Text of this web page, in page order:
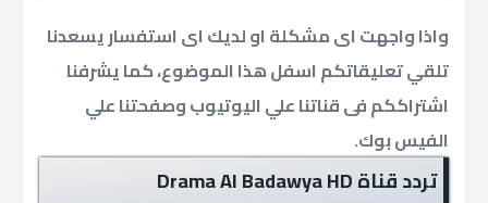
واذا واجهت اى مشكلة او لديك اى استفسار يسعدنا
تلقي تعليقاتكم اسفل هذا الموضوع، كما يشرفنا
اشتراككم فى قناتنا علي اليوتيوب وصفحتنا علي
الفيس بوك.
تردد قناة Drama Al Badawya HD